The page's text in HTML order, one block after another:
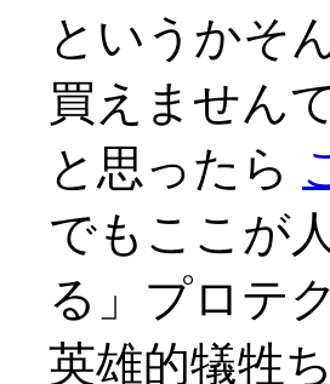
というかそ
買えません
と思ったら
でもここが
る」プロテ
英雄的犠牲